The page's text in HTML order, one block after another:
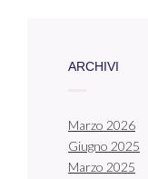
ARCHIVI
Marzo 2026
Giugno 2025
Marzo 2025